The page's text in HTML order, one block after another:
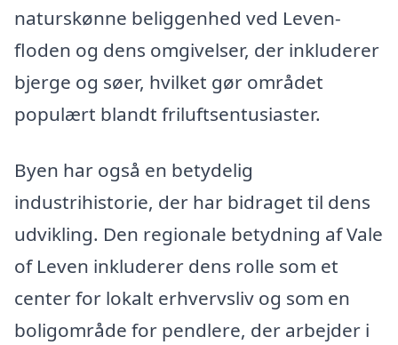
naturskønne beliggenhed ved Leven-
floden og dens omgivelser, der inkluderer
bjerge og søer, hvilket gør området
populært blandt friluftsentusiaster.
Byen har også en betydelig
industrihistorie, der har bidraget til dens
udvikling. Den regionale betydning af Vale
of Leven inkluderer dens rolle som et
center for lokalt erhvervsliv og som en
boligområde for pendlere, der arbejder i